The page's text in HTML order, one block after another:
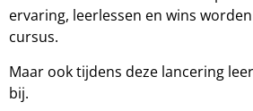
ervaring, leerlessen en wins
cursus.
Maar ook tijdens deze lancering
bij.